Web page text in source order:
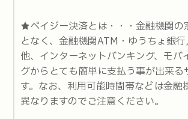
★ペイジー決済とは・・・金融機関の
となく、金融機関ATM・ゆうちょ銀
他、インターネットバンキング、モバ
グからとても簡単に支払う事が出来る
す。なお、利用可能時間帯などは金融
異なりますのでご注意ください。